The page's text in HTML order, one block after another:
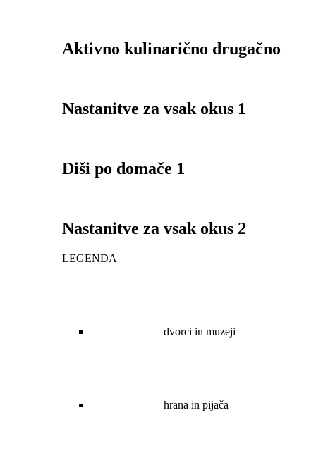
Aktivno kulinarično drugačno
Nastanitve za vsak okus 1
Diši po domače 1
Nastanitve za vsak okus 2
LEGENDA
dvorci in muzeji
hrana in pijača